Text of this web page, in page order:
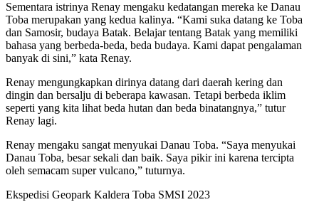
Sementara istrinya Renay mengaku kedatangan mereka ke Danau
Toba merupakan yang kedua kalinya. “Kami suka datang ke Toba
dan Samosir, budaya Batak. Belajar tentang Batak yang memiliki
bahasa yang berbeda-beda, beda budaya. Kami dapat pengalaman
banyak di sini,” kata Renay.
Renay mengungkapkan dirinya datang dari daerah kering dan
dingin dan bersalju di beberapa kawasan. Tetapi berbeda iklim
seperti yang kita lihat beda hutan dan beda binatangnya,” tutur
Renay lagi.
Renay mengaku sangat menyukai Danau Toba. “Saya menyukai
Danau Toba, besar sekali dan baik. Saya pikir ini karena tercipta
oleh semacam super vulcano,” tuturnya.
Ekspedisi Geopark Kaldera Toba SMSI 2023